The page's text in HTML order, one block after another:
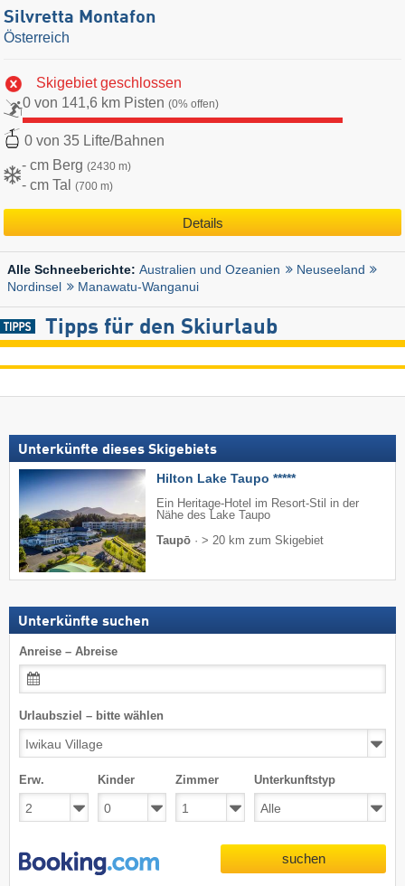
Silvretta Montafon
Österreich
Skigebiet geschlossen
0 von 141,6 km Pisten (0% offen)
0 von 35 Lifte/Bahnen
- cm Berg (2430 m)
- cm Tal (700 m)
Details
Alle Schneeberichte: Australien und Ozeanien
Neuseeland
Nordinsel
Manawatu-Wanganui
Tipps für den Skiurlaub
Unterkünfte dieses Skigebiets
Hilton Lake Taupo *****
Ein Heritage-Hotel im Resort-Stil in der
Nähe des Lake Taupo
Taupō · > 20 km zum Skigebiet
Unterkünfte suchen
Anreise – Abreise
Urlaubsziel – bitte wählen
Erw. Kinder Zimmer Unterkunftstyp
suchen